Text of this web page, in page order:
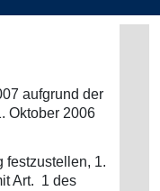
aufgrund der
Oktober 2006
festzustellen, 1.
Art. 1 des